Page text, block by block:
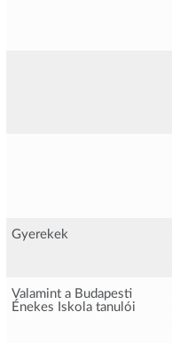
Gyerekek
Valamint a Budapesti
Énekes Iskola tanulói